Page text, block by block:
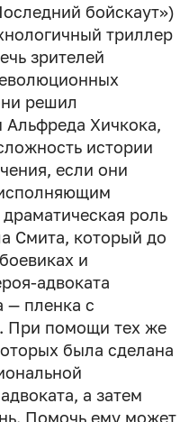
бойскаут»)
триллер
зрителей
решил
Альфреда Хичкока,
истории
если они
роль
Смита, который до
и
адвоката
— пленка с
При помощи тех же
была сделана
а затем
Помочь ему может